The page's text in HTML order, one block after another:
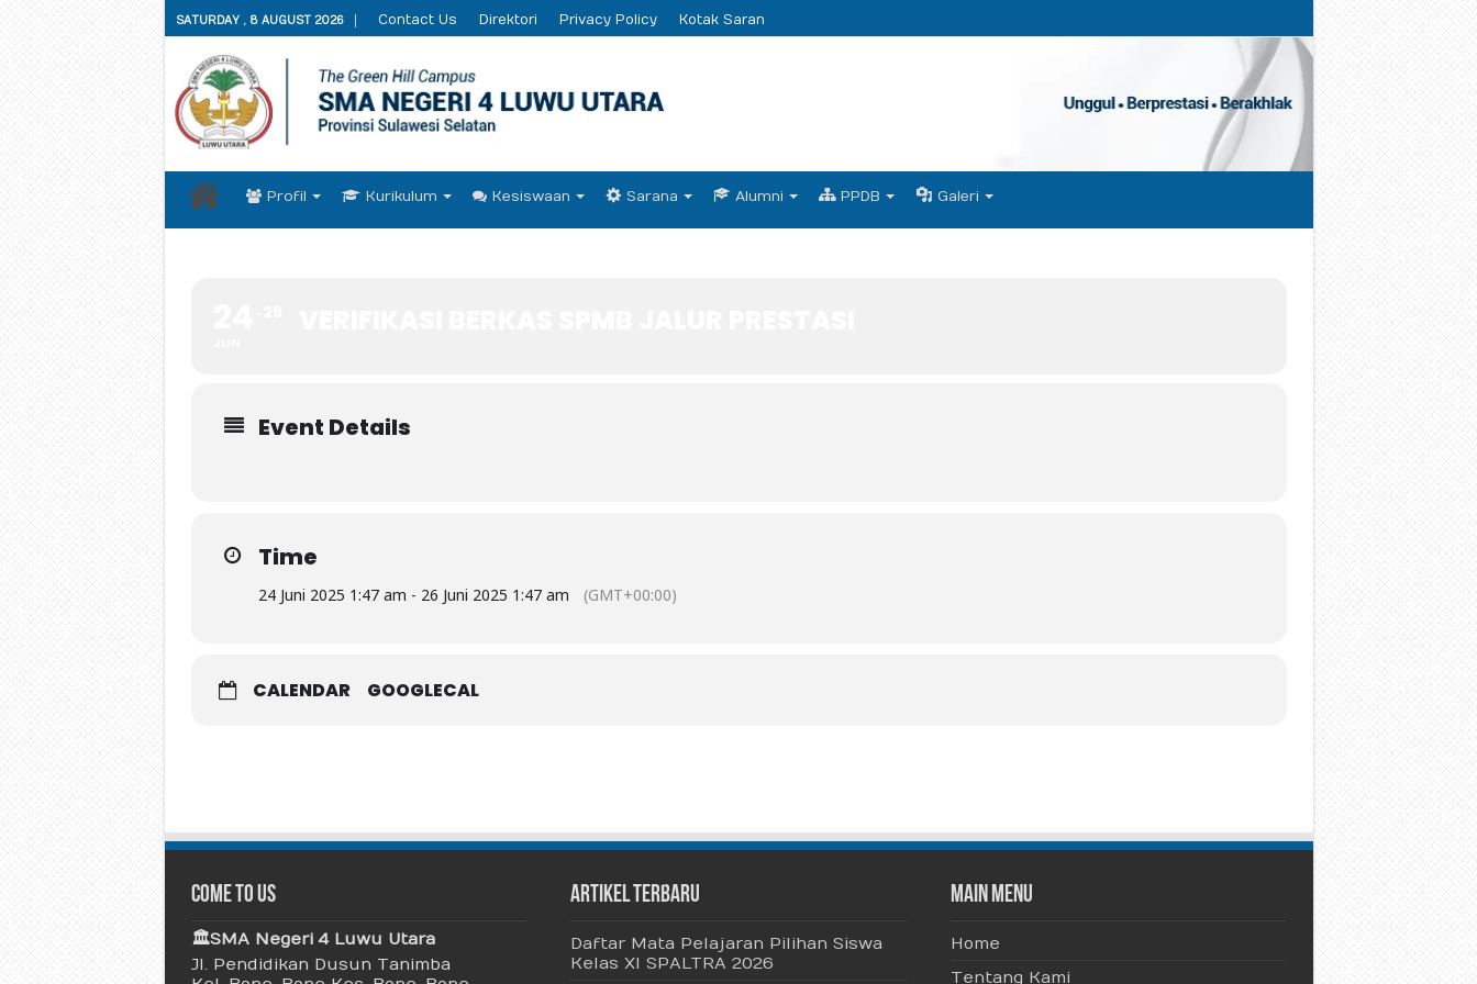
SATURDAY , 8 AUGUST 2026 Contact Us Direktori Privacy Policy Kotak Saran
Profil Kurikulum Kesiswaan Sarana Alumni PPDB Galeri
Event Details
Time
24 Juni 2025 1:47 am - 26 Juni 2025 1:47 am (GMT+00:00)
CALENDAR GOOGLECAL
Come To Us
🏛 SMA Negeri 4 Luwu Utara
Jl. Pendidikan Dusun Tanimba
Artikel Terbaru
Daftar Mata Pelajaran Pilihan Siswa
Kelas XI SPALTRA 2026
Main Menu
Home
Tentang Kami